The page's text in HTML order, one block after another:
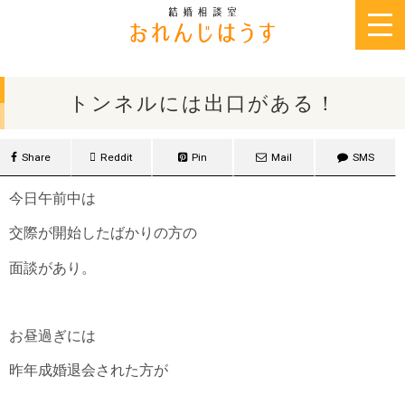
トンネルには出口がある！
Share Reddit Pin Mail SMS
今日午前中は
交際が開始したばかりの方の
面談があり。
お昼過ぎには
昨年成婚退会された方が